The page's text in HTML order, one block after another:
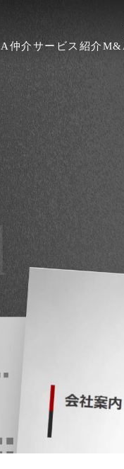
仲介サービス紹介